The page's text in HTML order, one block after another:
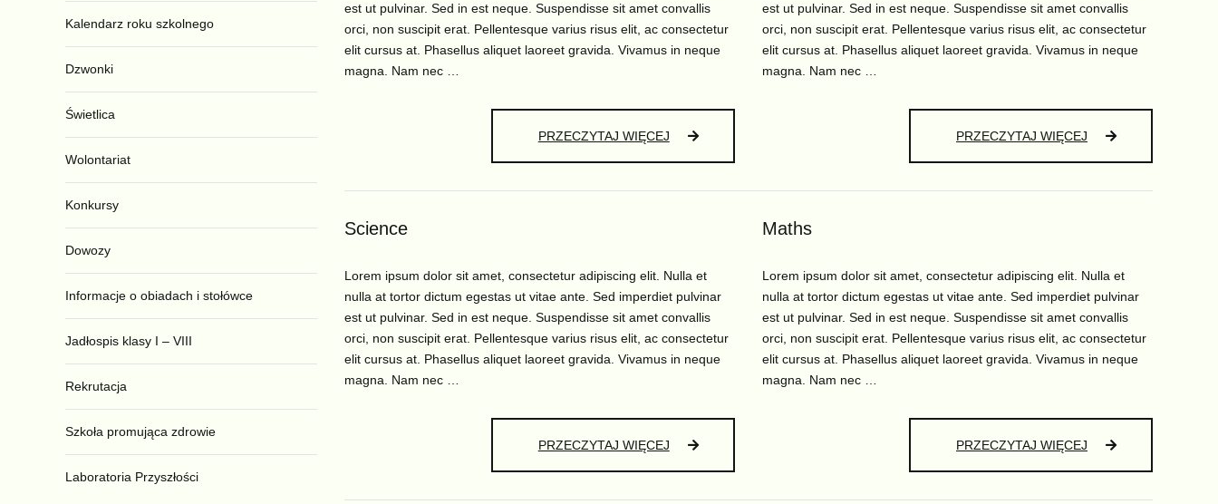
est ut pulvinar. Sed in est neque. Suspendisse sit amet convallis
orci, non suscipit erat. Pellentesque varius risus elit, ac consectetur
elit cursus at. Phasellus aliquet laoreet gravida. Vivamus in neque
magna. Nam nec …
PRZECZYTAJ WIĘCEJENGLISH
est ut pulvinar. Sed in est neque. Suspendisse sit amet convallis
orci, non suscipit erat. Pellentesque varius risus elit, ac consectetur
elit cursus at. Phasellus aliquet laoreet gravida. Vivamus in neque
magna. Nam nec …
PRZECZYTAJ WIĘCEJ MEDIA
Science
Lorem ipsum dolor sit amet, consectetur adipiscing elit. Nulla et
nulla at tortor dictum egestas ut vitae ante. Sed imperdiet pulvinar
est ut pulvinar. Sed in est neque. Suspendisse sit amet convallis
orci, non suscipit erat. Pellentesque varius risus elit, ac consectetur
elit cursus at. Phasellus aliquet laoreet gravida. Vivamus in neque
magna. Nam nec …
PRZECZYTAJ WIĘCEJSCIENCE
Maths
Lorem ipsum dolor sit amet, consectetur adipiscing elit. Nulla et
nulla at tortor dictum egestas ut vitae ante. Sed imperdiet pulvinar
est ut pulvinar. Sed in est neque. Suspendisse sit amet convallis
orci, non suscipit erat. Pellentesque varius risus elit, ac consectetur
elit cursus at. Phasellus aliquet laoreet gravida. Vivamus in neque
magna. Nam nec …
PRZECZYTAJ WIĘCEJ MATHS
Kalendarz roku szkolnego
Dzwonki
Świetlica
Wolontariat
Konkursy
Dowozy
Informacje o obiadach i stołówce
Jadłospis klasy I – VIII
Rekrutacja
Szkoła promująca zdrowie
Laboratoria Przyszłości